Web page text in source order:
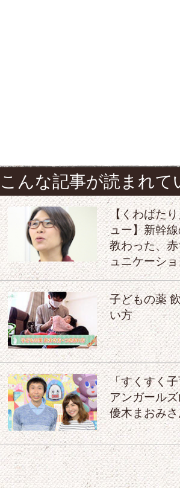
こんな記事が読まれて
【くわばた
ュー】新幹
教わった、
ュニケーシ
子どもの薬
い方
「すくすく
アンガール
優木まおみ